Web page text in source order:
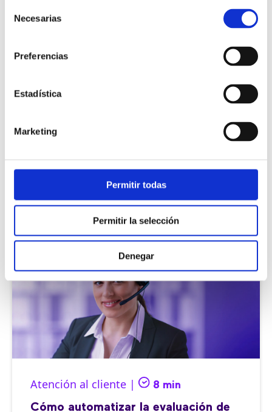
Necesarias
Preferencias
Estadística
Marketing
Permitir todas
Permitir la selección
Denegar
Atención al cliente | 8 min
Cómo automatizar la evaluación de